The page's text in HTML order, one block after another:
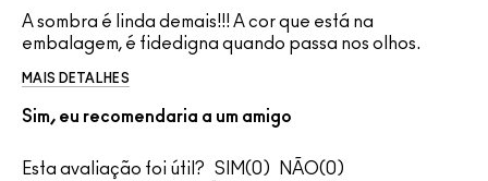
A sombra é linda demais!!! A cor que está na
embalagem, é fidedigna quando passa nos olhos.
MAIS DETALHES
Sim, eu recomendaria a um amigo
Esta avaliação foi útil? 0 0